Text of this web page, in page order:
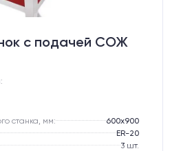
с подачей СОЖ
станка, мм:
600х900
ER-20
3 шт.